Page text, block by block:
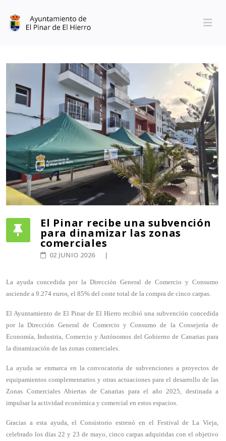
El Pinar recibe una subvención
para dinamizar las zonas
comerciales
02 JUNIO 2026
La ayuda concedida por la Dirección General de Comercio y Consumo
asciende a 9.274 euros, el 85% del coste total de la compra de cinco carpas.
El Ayuntamiento de El Pinar de El Hierro recibió una subvención concedida
por la Dirección General de Comercio y Consumo de la Consejería de
Economía, Industria, Comercio y Autónomos del Gobierno de Canarias para
la dinamización de las zonas comerciales.
La ayuda se enmarca en la convocatoria de subvenciones a proyectos de
equipamientos complementarios y otras actuaciones para el desarrollo de las
Zonas Comerciales Abiertas de Canarias para el año 2025, destinada a
impulsar la actividad económica y comercial en estos espacios.
Gracias a esta ayuda, el Consistorio estrenó en el Festival de La Vieja,
celebrado los días 22 y 23 de mayo, cinco carpas adquiridas con el objetivo